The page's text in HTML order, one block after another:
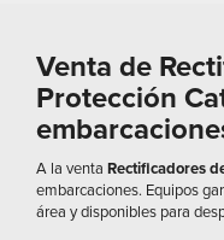
Venta de
Protección
A la venta Rectificadores
embarcaciones. Equipos
área y disponibles para